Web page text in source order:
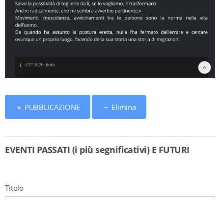
PUBBLICAZIONE Elimina
EVENTI PASSATI (i più segnificativi) E FUTURI
Titolo